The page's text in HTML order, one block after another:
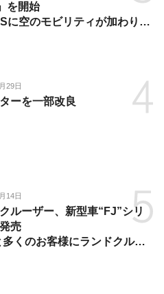
を開始
に空のモビリティが加わり、
29日
ーを一部改良
14日
ルーザー、新型車“FJ”シリ
売
多くのお客様にランドクルー